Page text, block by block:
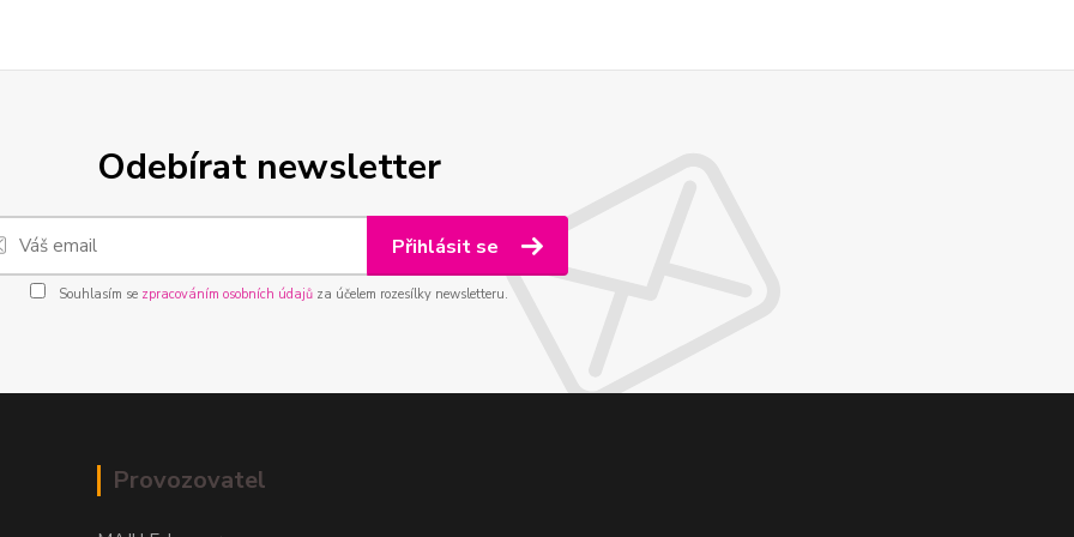
Odebírat newsletter
Přihlásit se
Souhlasím se zpracováním osobních údajůza účelem rozesílky newsletteru.
Provozovatel